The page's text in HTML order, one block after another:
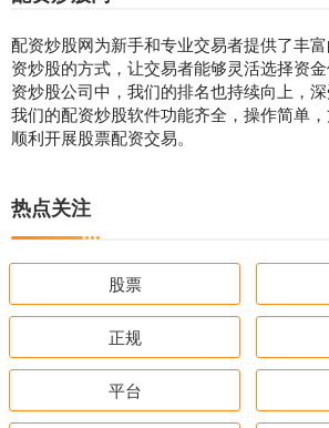
配资炒股网为新手和专业交易者提供了丰
资炒股的方式，让交易者能够灵活选择资
资炒股公司中，我们的排名也持续向上，
我们的配资炒股软件功能齐全，操作简单
顺利开展股票配资交易。
热点关注
股票
正规
平台